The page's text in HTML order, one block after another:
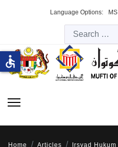
Language Options: MS
Home Articles Irsyad Hukum
accessible